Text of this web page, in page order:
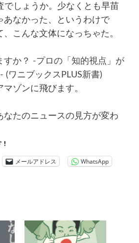
でしょうか。少なくとも早苗
あなかった、というわけで
こんな文体になっちゃた。
すか？ -プロの「知的視点」が
(ワニブックスPLUS新書)
ゾンに飛びます。
なたのニュースの見方が変わ
メールアドレス
WhatsApp